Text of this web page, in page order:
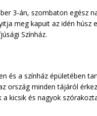
3-án, szombaton egész
meg kapuit az idén húsz
Színház.
és a színház épületében
ország minden tájáról
a kicsik és nagyok